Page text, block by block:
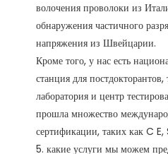
волочения проволоки из
обнаружения частичного
напряжения из Швейцарии.
Кроме того, у нас есть
станция для
лаборатория и центр
прошла множество
сертификации, таких как C
5. какие услуги мы можем